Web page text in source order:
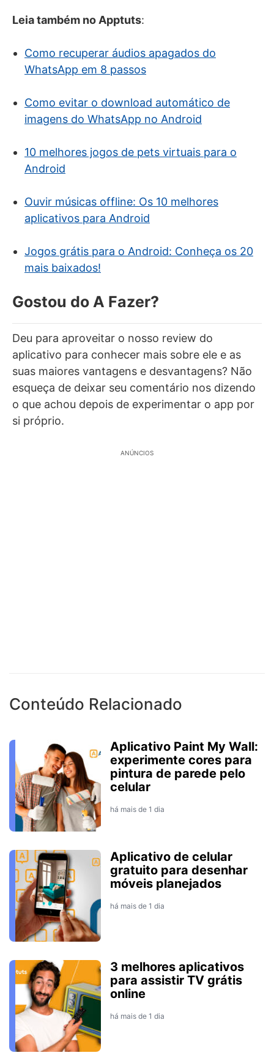
Leia também no Apptuts:
Como recuperar áudios apagados do
WhatsApp em 8 passos
Como evitar o download automático de
imagens do WhatsApp no Android
10 melhores jogos de pets virtuais para o
Android
Ouvir músicas offline: Os 10 melhores
aplicativos para Android
Jogos grátis para o Android: Conheça os 20
mais baixados!
Gostou do A Fazer?
Deu para aproveitar o nosso review do
aplicativo para conhecer mais sobre ele e as
suas maiores vantagens e desvantagens? Não
esqueça de deixar seu comentário nos dizendo
o que achou depois de experimentar o app por
si próprio.
ANÚNCIOS
Conteúdo Relacionado
Aplicativo Paint My Wall:
experimente cores para
pintura de parede pelo
celular
há mais de 1 dia
Aplicativo de celular
gratuito para desenhar
móveis planejados
há mais de 1 dia
3 melhores aplicativos
para assistir TV grátis
online
há mais de 1 dia